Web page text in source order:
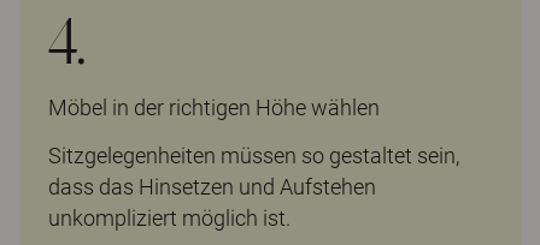
4.
Möbel in der richtigen Höhe wählen
Sitzgelegenheiten müssen so gestaltet sein,
dass das Hinsetzen und Aufstehen
unkompliziert möglich ist.